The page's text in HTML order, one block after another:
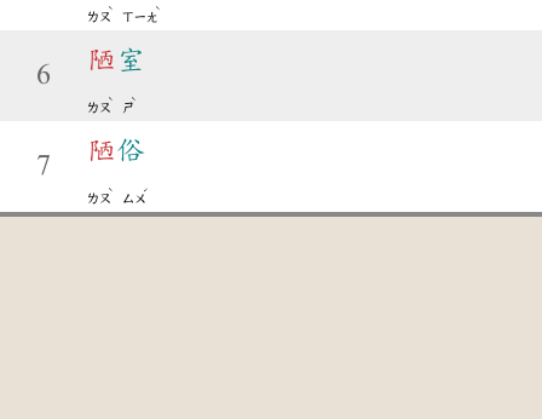
ㄌㄡ
ˋ
ㄒㄧㄤ
ˋ
6
陋 室
ㄌㄡ
ˋ
ㄕ
ˋ
7
陋俗
ㄌㄡ
ˋ
ㄙㄨ
ˊ